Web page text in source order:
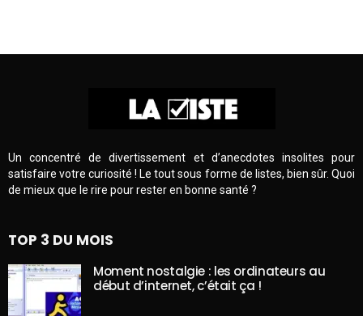
Un concentré de divertissement et d’anecdotes insolites pour
satisfaire votre curiosité ! Le tout sous forme de listes, bien sûr. Quoi
de mieux que le rire pour rester en bonne santé ?
TOP 3 DU MOIS
Moment nostalgie : les ordinateurs au
début d’internet, c’était ça !